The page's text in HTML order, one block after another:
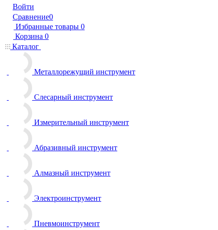
Войти
Сравнение0
Избранные товары 0
Корзина 0
Каталог
Металлорежущий инструмент
Слесарный инструмент
Измерительный инструмент
Абразивный инструмент
Алмазный инструмент
Электроинструмент
Пневмоинструмент